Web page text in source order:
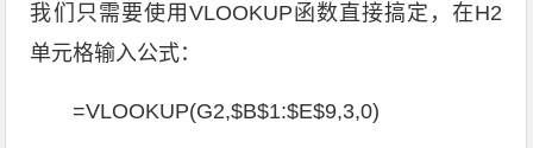
我们只需要使用VLOOKUP函数直接搞定，在H2
单元格输入公式：
=VLOOKUP(G2,$B$1:$E$9,3,0)